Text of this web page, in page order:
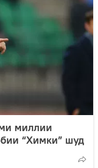
миллии
“Химки” шуд